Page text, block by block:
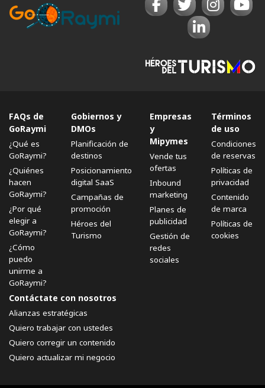
FAQs de
GoRaymi
¿Qué es
GoRaymi?
¿Quiénes
hacen
GoRaymi?
¿Por qué
elegir a
GoRaymi?
¿Cómo
puedo
unirme a
GoRaymi?
Gobiernos y
DMOs
Planificación de
destinos
Posicionamiento
digital SaaS
Campañas de
promoción
Héroes del
Turismo
Empresas
y
Mipymes
Vende tus
ofertas
Inbound
marketing
Planes de
publicidad
Gestión de
redes
sociales
Términos
de uso
Condiciones
de reservas
Políticas de
privacidad
Contenido
de marca
Políticas de
cookies
Contáctate con nosotros
Alianzas estratégicas
Quiero trabajar con ustedes
Quiero corregir un contenido
Quiero actualizar mi negocio